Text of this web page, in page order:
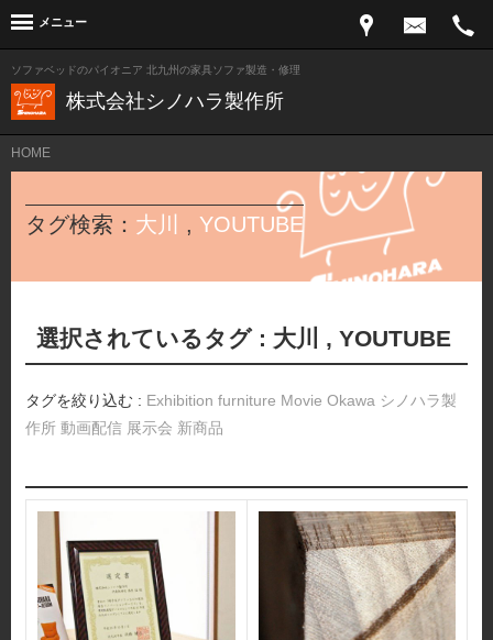
株式会社シノハラ製作所
ソファベッドのパイオニア 北九州の家具ソファ製造・修理
メニュー
HOME
タグ検索： 大川 , YOUTUBE
選択されているタグ : 大川 , YOUTUBE
タグを絞り込む : Exhibition furniture Movie Okawa シノハラ製
作所 動画配信 展示会 新商品